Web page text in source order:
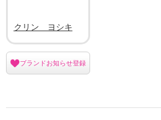
クリン ヨシキ
ブランドお知らせ登録